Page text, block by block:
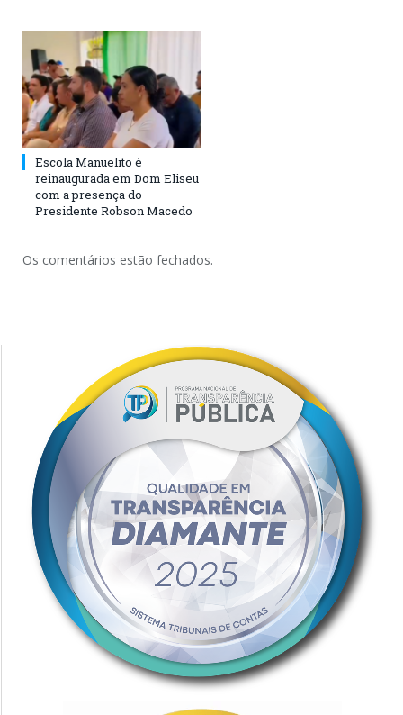
Escola Manuelito é
reinaugurada em Dom Eliseu
com a presença do
Presidente Robson Macedo
Os comentários estão fechados.